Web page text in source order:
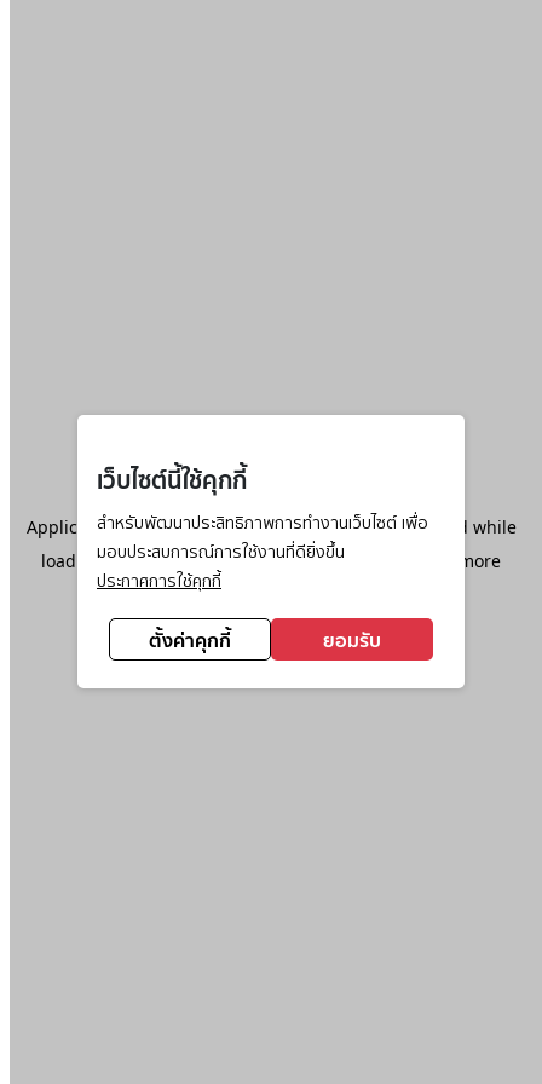
เว็บไซต์นี้ใช้คุกกี้
สำหรับพัฒนาประสิทธิภาพการทำงานเว็บไซต์ เพื่อ
มอบประสบการณ์การใช้งานที่ดียิ่งขึ้น
ประกาศการใช้คุกกี้
ตั้งค่าคุกกี้ ยอมรับ
Application error: aclient-side exception has occurred while
loadingwww.ktc.co.th(see the browser console
for more
information).